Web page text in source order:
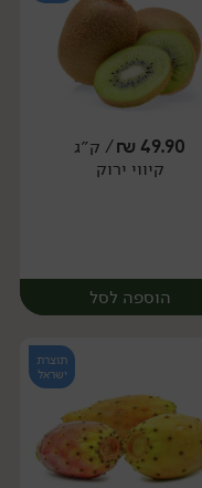
יח׳
49.90
₪/ ק״ג
קיווי ירוק
הוספה לסל
תוצרת
ישראל